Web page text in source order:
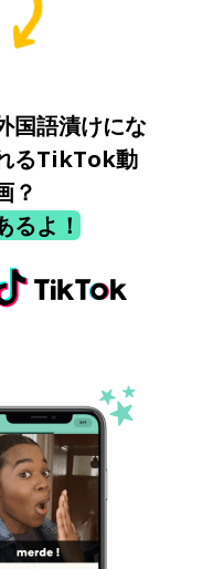
国語漬けにな
るTikTok動
？
るよ！